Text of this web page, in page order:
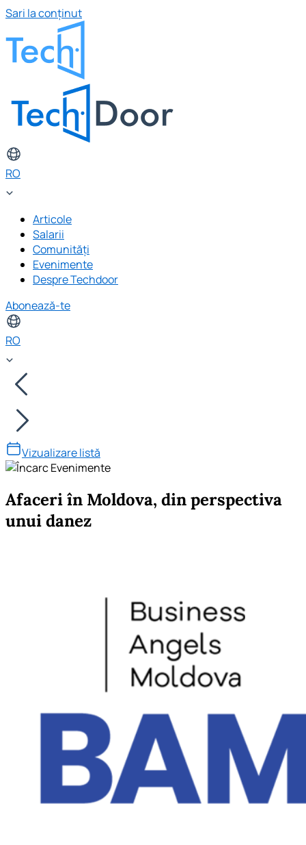
Sari la conținut
RO
Articole
Salarii
Comunități
Evenimente
Despre Techdoor
Abonează-te
RO
Vizualizare listă
Afaceri în Moldova, din perspectiva
unui danez